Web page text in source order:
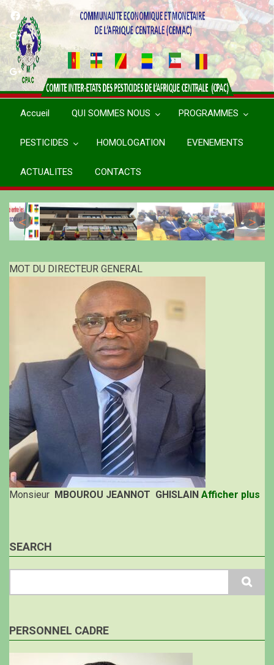
Aller
contenu
principal
Accueil QUI SOMMES NOUS PROGRAMMES
PESTICIDES HOMOLOGATION EVENEMENTS
ACTUALITES CONTACTS
MOT DU DIRECTEUR GENERAL
Monsieur MBOUROU JEANNOT GHISLAIN Afficher plus
SEARCH
PERSONNEL CADRE